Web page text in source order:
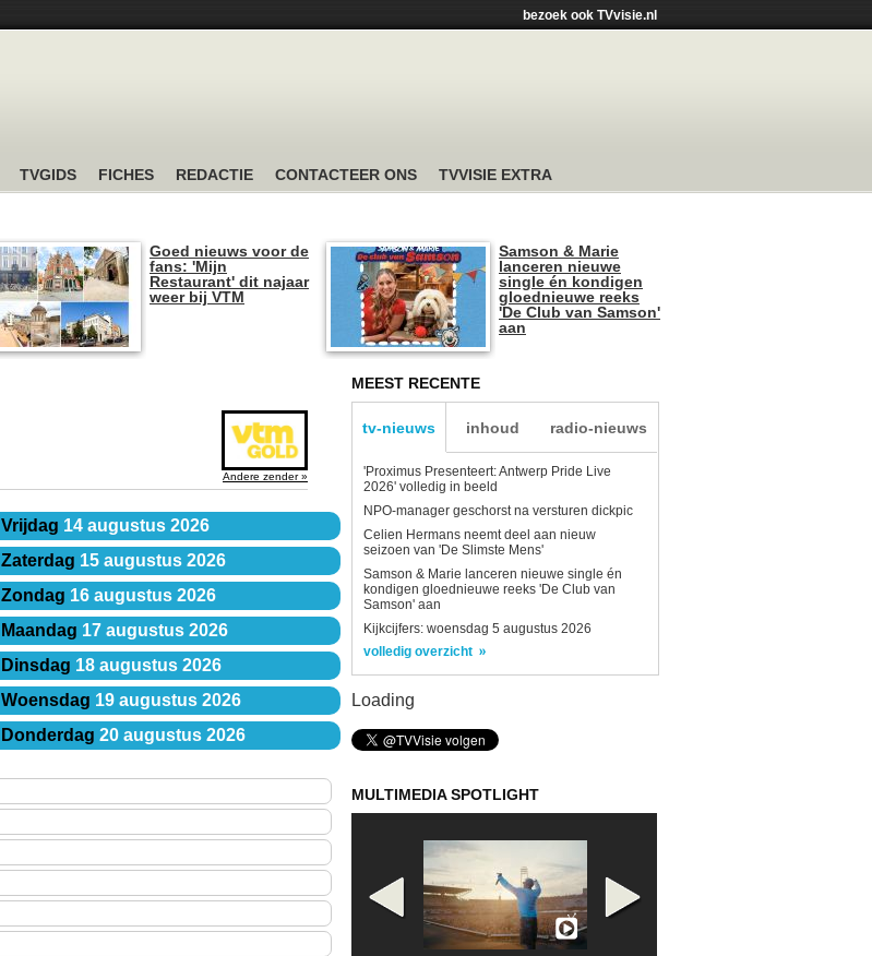
bezoek ook TVvisie.nl
TVGIDS FICHES REDACTIE CONTACTEER ONS TVVISIE EXTRA
Goed nieuws voor de
fans: 'Mijn
Restaurant' dit najaar
weer bij VTM
Samson & Marie
lanceren nieuwe
single én kondigen
gloednieuwe reeks
'De Club van Samson'
aan
Andere zender »
Vrijdag 14 augustus 2026
Zaterdag 15 augustus 2026
Zondag 16 augustus 2026
Maandag 17 augustus 2026
Dinsdag 18 augustus 2026
Woensdag 19 augustus 2026
Donderdag 20 augustus 2026
MEEST RECENTE
tv-nieuws inhoud radio-nieuws
'Proximus Presenteert: Antwerp Pride Live
2026' volledig in beeld
NPO-manager geschorst na versturen dickpic
Celien Hermans neemt deel aan nieuw
seizoen van 'De Slimste Mens'
Samson & Marie lanceren nieuwe single én
kondigen gloednieuwe reeks 'De Club van
Samson' aan
Kijkcijfers: woensdag 5 augustus 2026
volledig overzicht
Loading
MULTIMEDIA SPOTLIGHT